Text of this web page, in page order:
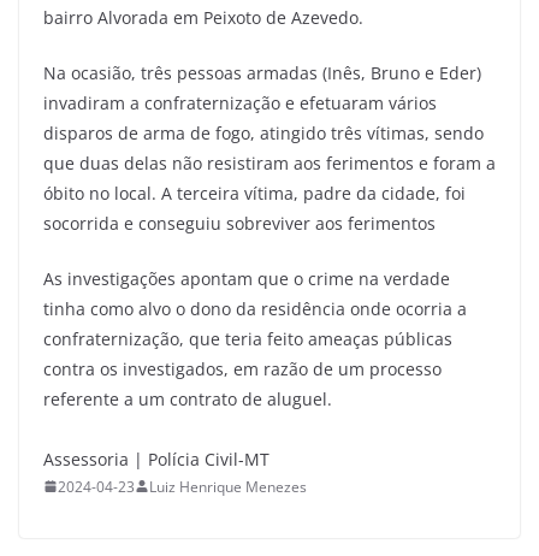
bairro Alvorada em Peixoto de Azevedo.
Na ocasião, três pessoas armadas (Inês, Bruno e Eder)
invadiram a confraternização e efetuaram vários
disparos de arma de fogo, atingido três vítimas, sendo
que duas delas não resistiram aos ferimentos e foram a
óbito no local. A terceira vítima, padre da cidade, foi
socorrida e conseguiu sobreviver aos ferimentos
As investigações apontam que o crime na verdade
tinha como alvo o dono da residência onde ocorria a
confraternização, que teria feito ameaças públicas
contra os investigados, em razão de um processo
referente a um contrato de aluguel.
Assessoria | Polícia Civil-MT
2024-04-23 Luiz Henrique Menezes